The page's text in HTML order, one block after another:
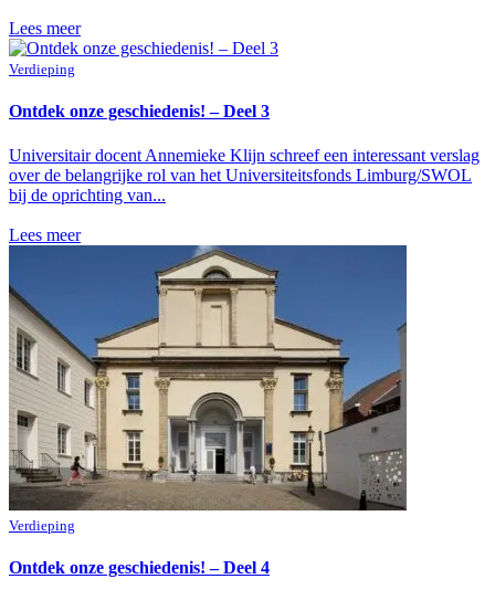
Lees meer
Verdieping
Ontdek onze geschiedenis! – Deel 3
Universitair docent Annemieke Klijn schreef een interessant verslag
over de belangrijke rol van het Universiteitsfonds Limburg/SWOL
bij de oprichting van...
Lees meer
Verdieping
Ontdek onze geschiedenis! – Deel 4